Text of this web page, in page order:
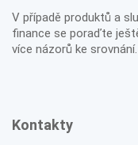
V případě produktů a
finance se poraďte
více názorů ke srovnání.
Kontakty